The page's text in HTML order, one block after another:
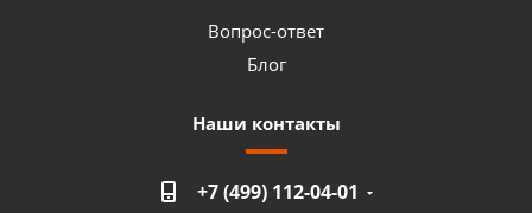
Вопрос-ответ
Блог
Наши контакты
+7 (499) 112-04-01